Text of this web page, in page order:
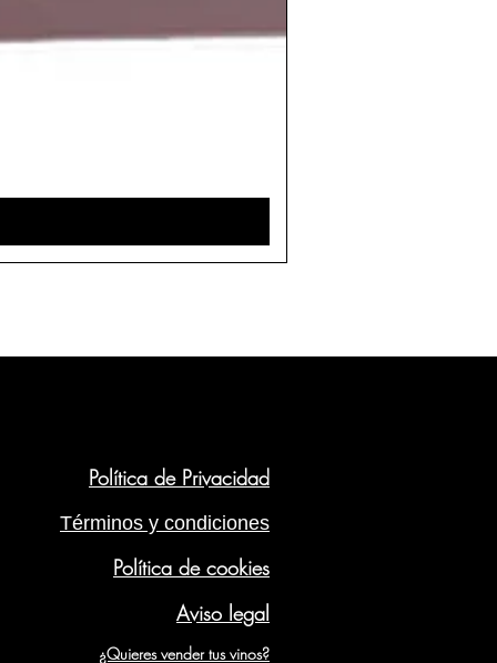
,Voy a pasármelobiendeHombres G,
o la actriz españolaÚrsula
de la cosecha de 1989
24-48 horas.
Política de Privacidad
Términos y condiciones
Política de cookies
Aviso legal
¿Quieres vender tus vinos?